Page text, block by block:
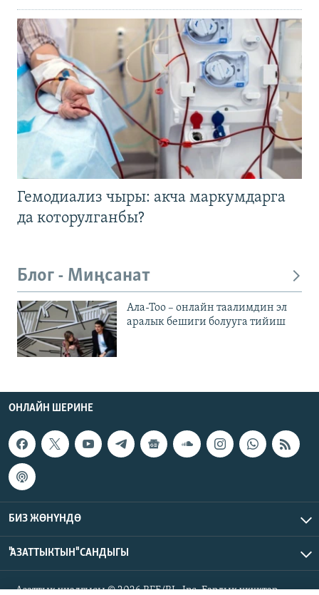
Гемодиализ чыры: акча маркумдарга
да которулганбы?
Блог - Миңсанат
Ала-Тоо – онлайн таалимдин эл
аралык бешиги болууга тийиш
ОНЛАЙН ШЕРИНЕ
БИЗ ЖӨНҮНДӨ
"АЗАТТЫКТЫН" САНДЫГЫ
Азаттык үналгысы © 2026 RFE/RL, Inc. Бардык укуктар